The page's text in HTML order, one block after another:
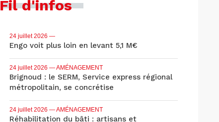
Fil d'infos
24 juillet 2026 —
Engo voit plus loin en levant 5,1 M€
24 juillet 2026 — AMÉNAGEMENT
Brignoud : le SERM, Service express régional
métropolitain, se concrétise
24 juillet 2026 — AMÉNAGEMENT
Réhabilitation du bâti : artisans et